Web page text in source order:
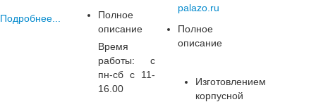
Подробнее...
Полное
описание
Время
работы: с
пн-сб с 11-
16.00
palazo.ru
Полное
описание
Изготовлением
корпусной